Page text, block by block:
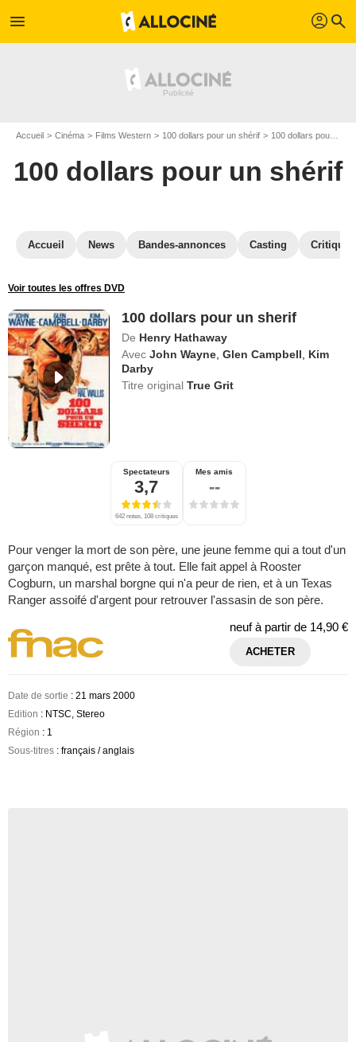
menu profil search
Accueil Cinéma Films Western 100 dollars pour un shérif 100 dollars pour un shérif en DVD
100 dollars pour un shérif
Accueil News Bandes-annonces Casting
Voir toutes les offres DVD
100 dollars pour un sherif
De Henry Hathaway
Avec John Wayne ,Glen Campbell
Kim
Darby
Titre originalTrue Grit
Spectateurs
3,7
642 notes, 108 critiques
Mes amis
--
Pour venger la mort de son père, une jeune femme qui a tout d'un
garçon manqué, est prête à tout. Elle fait appel à Rooster
Cogburn, un marshal borgne qui n'a peur de rien, et à un Texas
Ranger assoifé d'argent pour retrouver l'assasin de son père.
neuf à partir de 14,90 €
ACHETER
Date de sortie : 21 mars 2000
Edition : NTSC, Stereo
Région : 1
Sous-titres : français / anglais